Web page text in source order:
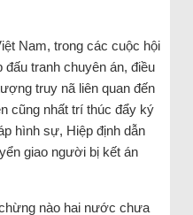
Nam, trong các cuộc hội
tranh chuyên án, điều
truy nã liên quan đến
cũng nhất trí thúc đẩy ký
hình sự, Hiệp định dẫn
giao người bị kết án
nào hai nước chưa